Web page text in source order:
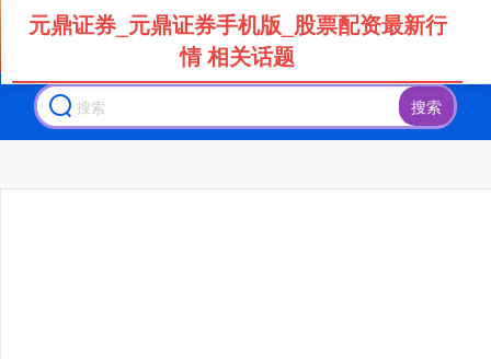
搜索
元鼎证券_元鼎证券手机版_股票配资最新行
情 相关话题
创业板指 3563.12 +47.56 +1.35%